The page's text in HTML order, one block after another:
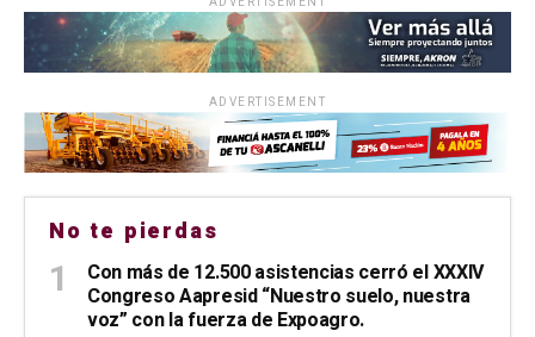
ADVERTISEMENT
No te pierdas
Con más de 12.500 asistencias cerró el XXXIV
Congreso Aapresid “Nuestro suelo, nuestra
voz” con la fuerza de Expoagro.